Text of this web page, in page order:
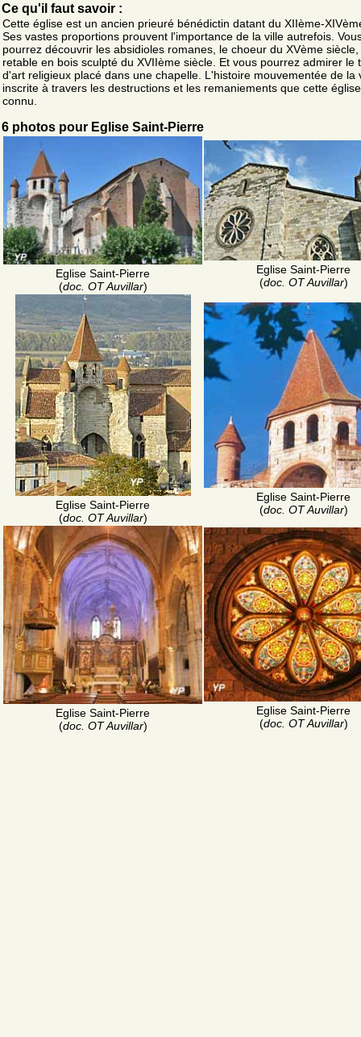
Ce qu'il faut savoir :
Cette église est un ancien prieuré bénédictin datant du XIIème-
Ses vastes proportions prouvent l'importance de la ville autrefois.
pourrez découvrir les absidioles romanes, le choeur du XVème siècle,
retable en bois sculpté du XVIIème siècle. Et vous pourrez admirer le
d'art religieux placé dans une chapelle. L'histoire mouvementée de la
inscrite à travers les destructions et les remaniements que cette
connu.
6 photos pour Eglise Saint-Pierre
Eglise Saint-Pierre
(doc. OT Auvillar)
Eglise Saint-Pierre
(doc. OT Auvillar)
Eglise Saint-Pierre
(doc. OT Auvillar)
Eglise Saint-Pierre
(doc. OT Auvillar)
Eglise Saint-Pierre
(doc. OT Auvillar)
Eglise Saint-Pierre
(doc. OT Auvillar)